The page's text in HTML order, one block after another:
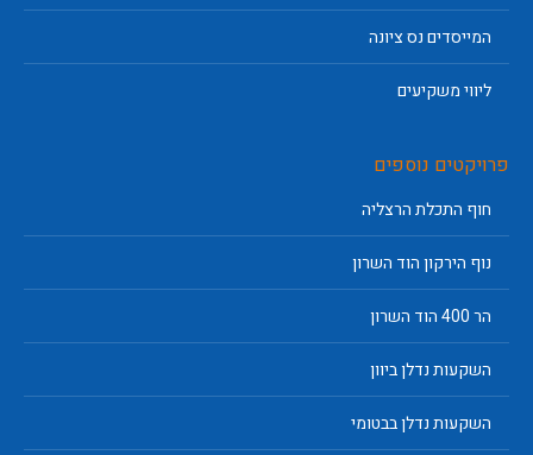
המייסדים נס ציונה
ליווי משקיעים
פרויקטים נוספים
חוף התכלת הרצליה
נוף הירקון הוד השרון
הר 400 הוד השרון
השקעות נדלן ביוון
השקעות נדלן בבטומי